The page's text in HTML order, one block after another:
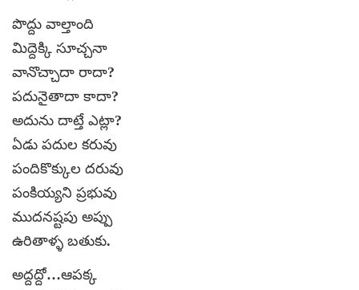
పొద్దు వాల్తాంది
మిద్దెక్కి సూచ్చనా
వానొచ్చాదా రాదా?
పదునైతాదా కాదా?
అదును దాట్తే ఎట్లా?
ఏడు పదుల కరువు
పందికొక్కుల దరువు
పంకియ్యని ప్రభువు
ముదనష్టపు అప్పు
ఉరితాళ్ళ బతుకు.
అద్దద్దో…ఆపక్క